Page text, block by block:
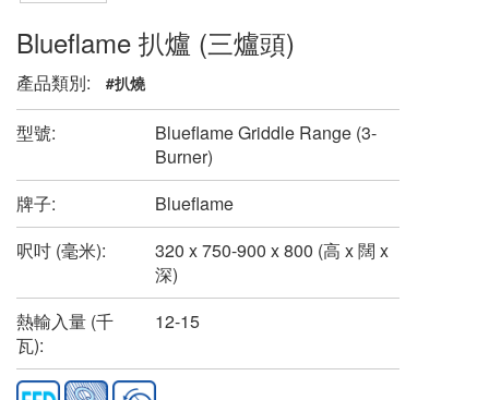
Blueflame 扒爐 (三爐頭)
產品類別: #扒燒
型號:
Blueflame Griddle Range (3-
Burner)
牌子:
Blueflame
呎吋 (毫米):
320 x 750-900 x 800 (高 x 闊 x
深)
熱輸入量 (千
瓦):
12-15